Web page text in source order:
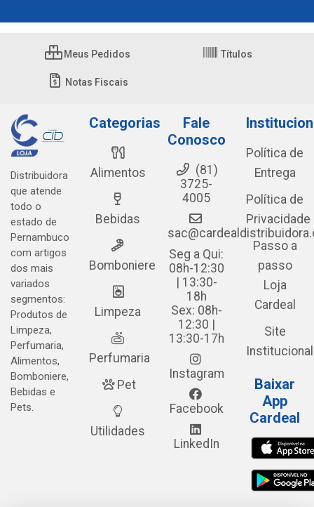
Meus Pedidos Títulos
Notas Fiscais
Distribuidora
que atende
todo o
estado de
Pernambuco
com artigos
dos mais
variados
segmentos:
Produtos de
Limpeza,
Perfumaria,
Alimentos,
Bomboniere,
Bebidas e
Pets.
Categorias
Alimentos
Bebidas
Bomboniere
Limpeza
Perfumaria
Pet
Utilidades
Fale
Conosco
(81)
3725-
4005
Seg a Qui:
08h-12:30
| 13:30-
18h
Sex: 08h-
12:30 |
13:30-17h
Instagram
Facebook
LinkedIn
Política de
Entrega
Política de
Privacidade
Passo a
passo
Loja
Cardeal
Site
Institucional
Baixar
App
Cardeal